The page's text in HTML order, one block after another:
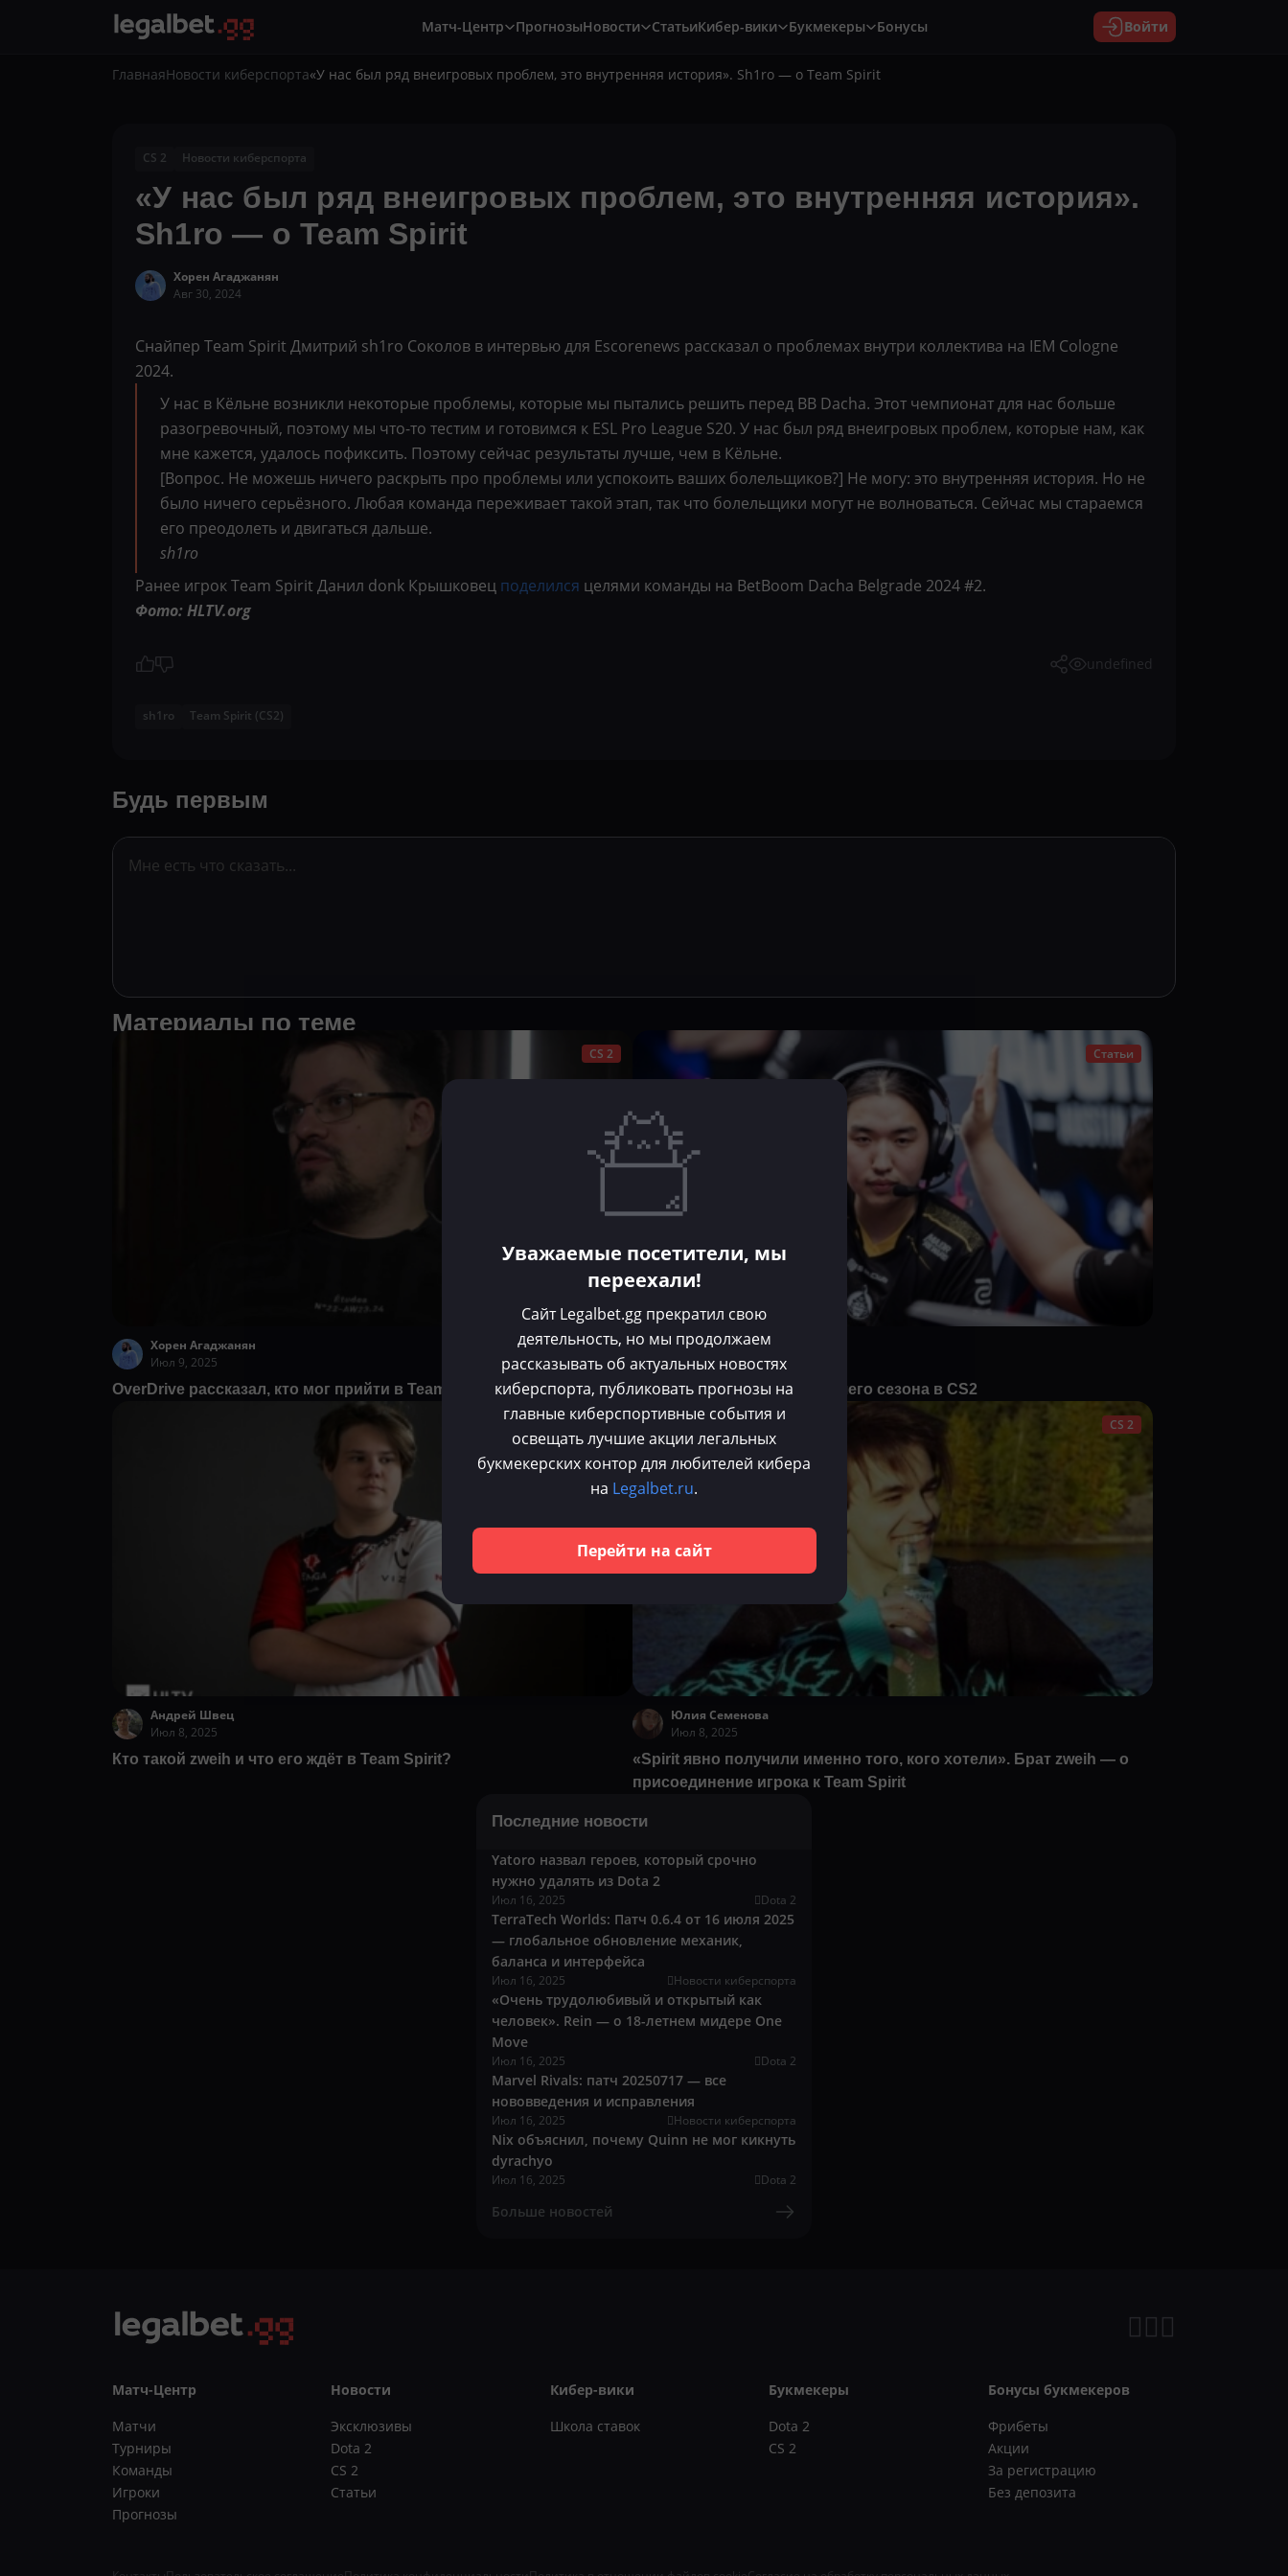
Матч-Центр ПрогнозыНовости СтатьиКибер-вики Букмекеры Бонусы Войти
ГлавнаяНовости киберспорта«У нас был ряд внеигровых проблем, это внутренняя история». Sh1ro — о Team Spirit
CS 2 Новости киберспорта
«У нас был ряд внеигровых проблем, это внутренняя история».
Sh1ro — о Team Spirit
Хорен Агаджанян
Авг 30, 2024
Снайпер Team Spirit Дмитрий sh1ro Соколов в интервью для Escorenews рассказал о проблемах внутри коллектива на IEM Cologne
2024.
У нас в Кёльне возникли некоторые проблемы, которые мы пытались решить перед BB Dacha. Этот чемпионат для нас больше
разогревочный, поэтому мы что-то тестим и готовимся к ESL Pro League S20. У нас был ряд внеигровых проблем, которые нам, как
мне кажется, удалось пофиксить. Поэтому сейчас результаты лучше, чем в Кёльне.
[Вопрос. Не можешь ничего раскрыть про проблемы или успокоить ваших болельщиков?] Не могу: это внутренняя история. Но не
было ничего серьёзного. Любая команда переживает такой этап, так что болельщики могут не волноваться. Сейчас мы стараемся
его преодолеть и двигаться дальше.
sh1ro
Ранее игрок Team Spirit Данил donk Крышковец поделился целями команды на BetBoom Dacha Belgrade 2024 #2.
Фото: HLTV.org
undefined
sh1ro Team Spirit (CS2)
Будь первым
Материалы по теме
CS 2
Хорен Агаджанян
Июл 9, 2025
OverDrive рассказал, кто мог прийти в Team Spirit на место magixx
Статьи
Юлия Кузнецова
Июл 9, 2025
Лучшие снайперы прошедшего сезона в CS2
Статьи
Андрей Швец
Июл 8, 2025
Кто такой zweih и что его ждёт в Team Spirit?
CS 2
Юлия Семенова
Июл 8, 2025
«Spirit явно получили именно того, кого хотели». Брат zweih — о
присоединение игрока к Team Spirit
Последние новости
Yatoro назвал героев, который срочно
нужно удалять из Dota 2
Июл 16, 2025 Dota 2
TerraTech Worlds: Патч 0.6.4 от 16 июля 2025
— глобальное обновление механик,
баланса и интерфейса
Июл 16, 2025 Новости киберспорта
«Очень трудолюбивый и открытый как
человек». Rein — о 18-летнем мидере One
Move
Июл 16, 2025 Dota 2
Marvel Rivals: патч 20250717 — все
нововведения и исправления
Июл 16, 2025 Новости киберспорта
Nix объяснил, почему Quinn не мог кикнуть
dyrachyo
Июл 16, 2025 Dota 2
Больше новостей
Матч-Центр
Матчи
Турниры
Команды
Игроки
Прогнозы
Новости
Эксклюзивы
Dota 2
CS 2
Статьи
Кибер-вики
Школа ставок
Букмекеры
Dota 2
CS 2
Бонусы букмекеров
Фрибеты
Акции
За регистрацию
Без депозита
Уважаемые посетители, мы
переехали!
Сайт Legalbet.gg прекратил свою
деятельность, но мы продолжаем
рассказывать об актуальных новостях
киберспорта, публиковать прогнозы на
главные киберспортивные события и
освещать лучшие акции легальных
букмекерских контор для любителей кибера
на Legalbet.ru.
Перейти на сайт